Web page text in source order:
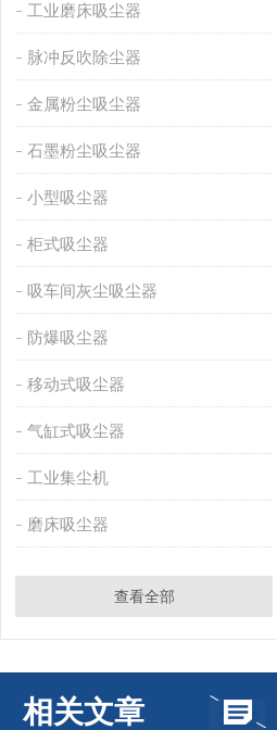
工业磨床吸尘器
脉冲反吹除尘器
金属粉尘吸尘器
石墨粉尘吸尘器
小型吸尘器
柜式吸尘器
吸车间灰尘吸尘器
防爆吸尘器
移动式吸尘器
气缸式吸尘器
工业集尘机
磨床吸尘器
查看全部
相关文章